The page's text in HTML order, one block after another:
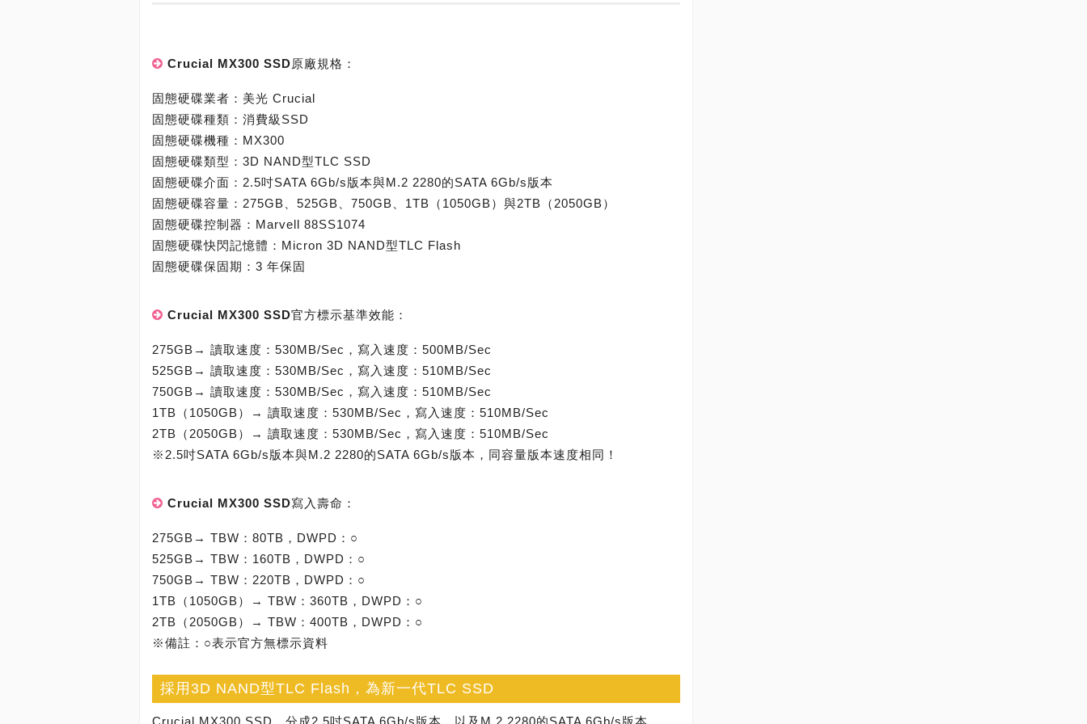
Crucial MX300 SSD原廠規格：
固態硬碟業者：美光 Crucial
固態硬碟種類：消費級SSD
固態硬碟機種：MX300
固態硬碟類型：3D NAND型TLC SSD
固態硬碟介面：2.5吋SATA 6Gb/s版本與M.2 2280的SATA 6Gb/s版本
固態硬碟容量：275GB、525GB、750GB、1TB（1050GB）與2TB（2050GB）
固態硬碟控制器：Marvell 88SS1074
固態硬碟快閃記憶體：Micron 3D NAND型TLC Flash
固態硬碟保固期：3 年保固
Crucial MX300 SSD官方標示基準效能：
275GB→ 讀取速度：530MB/Sec，寫入速度：500MB/Sec
525GB→ 讀取速度：530MB/Sec，寫入速度：510MB/Sec
750GB→ 讀取速度：530MB/Sec，寫入速度：510MB/Sec
1TB（1050GB）→ 讀取速度：530MB/Sec，寫入速度：510MB/Sec
2TB（2050GB）→ 讀取速度：530MB/Sec，寫入速度：510MB/Sec
※2.5吋SATA 6Gb/s版本與M.2 2280的SATA 6Gb/s版本，同容量版本速度相同！
Crucial MX300 SSD寫入壽命：
275GB→ TBW：80TB，DWPD：○
525GB→ TBW：160TB，DWPD：○
750GB→ TBW：220TB，DWPD：○
1TB（1050GB）→ TBW：360TB，DWPD：○
2TB（2050GB）→ TBW：400TB，DWPD：○
※備註：○表示官方無標示資料
採用3D NAND型TLC Flash，為新一代TLC SSD